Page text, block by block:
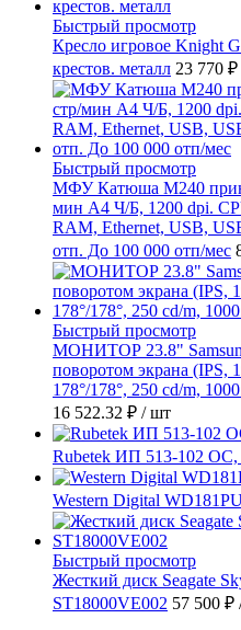
Быстрый просмотр
Кресло игровое Knight
крестов. металл 23 770 ₽
Быстрый просмотр
МФУ Катюша M240
мин А4 Ч/Б, 1200 dpi.
RAM, Ethernet, USB,
отп. До 100 000 отп/мес
Быстрый просмотр
МОНИТОР 23.8"
поворотом экрана (IPS,
178°/178°, 250 cd/m,
16 522.32 ₽ / шт
Rubetek ИП 513-102
Western Digital
Быстрый просмотр
Жесткий диск Seagate
ST18000VE002 57 500 ₽